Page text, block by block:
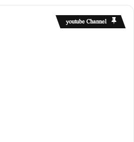
youtube Channel